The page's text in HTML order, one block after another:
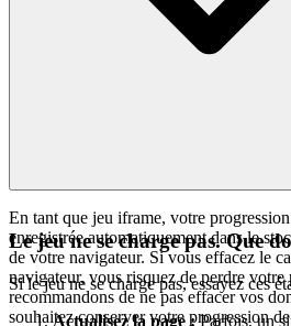
En tant que jeu iframe, votre
enregistrée automatiquement dans le
de votre navigateur. Si vous effacez le
navigateur, vous risquez de perdre
recommandons de ne pas effacer vos
souhaitez conserver votre progression
Le jeu ne se charge pas. Que
Si le jeu ne se charge pas, essayez ces
Actualisez la page :Parfois, un